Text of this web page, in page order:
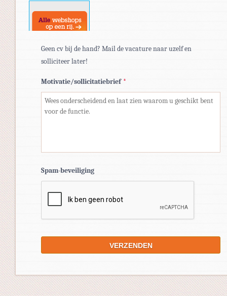
docx.
Geen cv bij de hand? Mail de vacature naar uzelf en
solliciteer later!
Motivatie/sollicitatiebrief *
Spam-beveiliging